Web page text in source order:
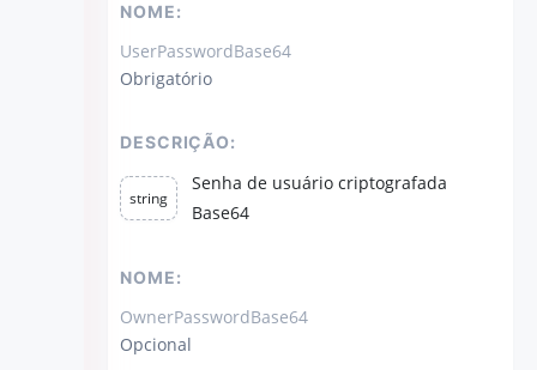
NOME:
UserPasswordBase64
Obrigatório
DESCRIÇÃO:
string
Senha de usuário criptografada
Base64
NOME:
OwnerPasswordBase64
Opcional